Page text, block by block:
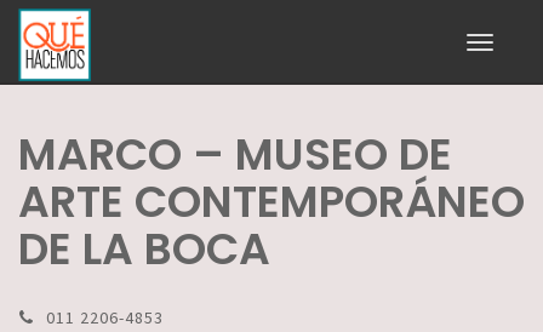
Toggle
MARCO – MUSEO DE
ARTE CONTEMPORÁNEO
DE LA BOCA
011 2206-4853